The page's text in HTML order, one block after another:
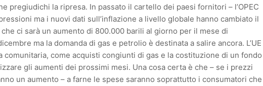
pregiudichi la ripresa. In passato il cartello dei paesi fornitori – l’OPEC
ma i nuovi dati sull’inflazione a livello globale hanno cambiato il
ci sarà un aumento di 800.000 barili al giorno per il mese di
ma la domanda di gas e petrolio è destinata a salire ancora. L’UE
comunitaria, come acquisti congiunti di gas e la costituzione di un fondo
gli aumenti dei prossimi mesi. Una cosa certa è che – se i prezzi
un aumento – a farne le spese saranno soprattutto i consumatori che